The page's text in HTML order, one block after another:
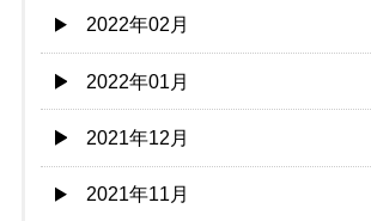
2022年02月
2022年01月
2021年12月
2021年11月